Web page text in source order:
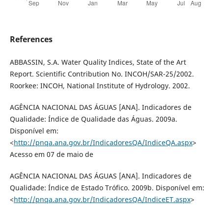
References
ABBASSIN, S.A. Water Quality Indices, State of the Art
Report. Scientific Contribution No. INCOH/SAR-25/2002.
Roorkee: INCOH, National Institute of Hydrology. 2002.
AGÊNCIA NACIONAL DAS ÁGUAS [ANA]. Indicadores de
Qualidade: Índice de Qualidade das Águas. 2009a.
Disponível em:
<http://pnqa.ana.gov.br/IndicadoresQA/IndiceQA.aspx>
Acesso em 07 de maio de
AGÊNCIA NACIONAL DAS ÁGUAS [ANA]. Indicadores de
Qualidade: Índice de Estado Trófico. 2009b. Disponível em:
<http://pnqa.ana.gov.br/IndicadoresQA/IndiceET.aspx>